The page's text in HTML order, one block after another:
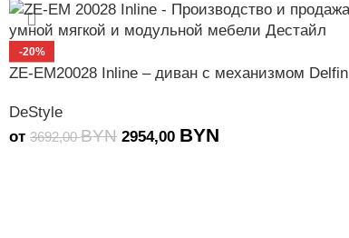
-20%
ZE-EM20028 Inline – диван с механизмом Delfin
DeStyle
от 3692,00BYN 2954,00 BYN